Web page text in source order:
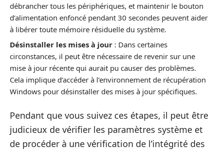
débrancher tous les périphériques, et maintenir le bouton
d’alimentation enfoncé pendant 30 secondes peuvent aider
à libérer toute mémoire résiduelle du système.
Désinstaller les mises à jour : Dans certaines
circonstances, il peut être nécessaire de revenir sur une
mise à jour récente qui aurait pu causer des problèmes.
Cela implique d’accéder à l’environnement de récupération
Windows pour désinstaller des mises à jour spécifiques.
Pendant que vous suivez ces étapes, il peut être
judicieux de vérifier les paramètres système et
de procéder à une vérification de l’intégrité des